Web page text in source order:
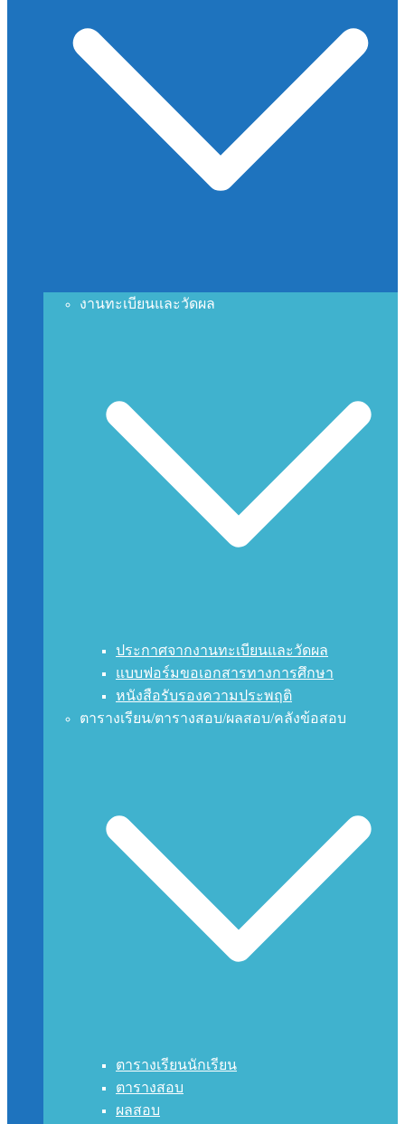
งานทะเบียนและวัดผล
ประกาศจากงานทะเบียนและวัดผล
แบบฟอร์มขอเอกสารทางการศึกษา
หนังสือรับรองความประพฤติ
ตารางเรียน/ตารางสอบ/ผลสอบ/คลังข้อสอบ
ตารางเรียนนักเรียน
ตารางสอบ
ผลสอบ